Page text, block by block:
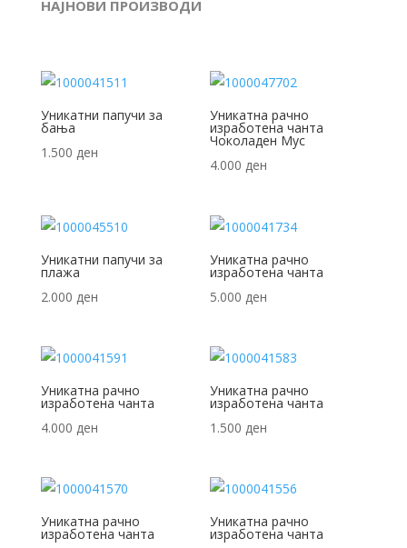
НАЈНОВИ ПРОИЗВОДИ
Уникатни папучи за
бања
1.500 ден
Уникатна рачно
изработена чанта
Чоколаден Мус
4.000ден
Уникатни папучи за
плажа
2.000 ден
Уникатна рачно
изработена чанта
5.000 ден
Уникатна рачно
изработена чанта
4.000 ден
Уникатна рачно
изработена чанта
1.500 ден
Уникатна рачно
изработена чанта
Уникатна рачно
изработена чанта